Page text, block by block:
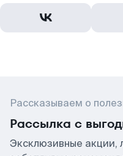
Рассказываем о
Рассылка с
Эксклюзивные акции,